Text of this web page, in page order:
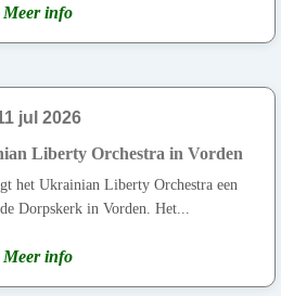
Meer info
jul 2026
Liberty Orchestra in Vorden
het Ukrainian Liberty Orchestra een
Dorpskerk in Vorden. Het...
Meer info